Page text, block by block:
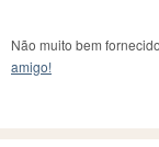
Não muito bem
amigo!